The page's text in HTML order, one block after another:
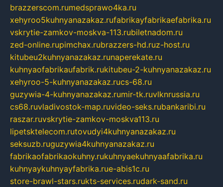
brazzerscom.rumedsprawo4ka.ru
xehyroo5kuhnyanazakaz.rufabrikayfabrikaefabrika.ru
vskrytie-zamkov-moskva-113.rubiletnadom.ru
zed-online.rupimchax.rubrazzers-hd.ruz-host.ru
kitubeu2kuhnyanazakaz.runaperekate.ru
kuhnyaofabrikaufabrik.rukitubeu-2-kuhnyanazakaz.ru
xehyroo-5-kuhnyanazakaz.rucs-68.ru
guzywia-4-kuhnyanazakaz.rumir-tk.ruvlknrussia.ru
cs68.ruvladivostok-map.ruvideo-seks.rubankaribi.ru
raszar.ruvskrytie-zamkov-moskva113.ru
lipetsktelecom.rutovudyi4kuhnyanazakaz.ru
seksuzb.ruguzywia4kuhnyanazakaz.ru
fabrikaofabrikaokuhny.rukuhnyaekuhnyaafabrika.ru
kuhnyaykuhnyayfabrika.rue-abis1c.ru
store-brawl-stars.rukts-services.rudark-sand.ru